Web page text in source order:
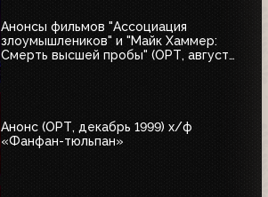
Анонсы фильмов "Ассоциация
злоумышлеников" и "Майк Хаммер:
Смерть высшей пробы" (ОРТ, август
Анонс (ОРТ, декабрь 1999) х/ф
«Фанфан-тюльпан»